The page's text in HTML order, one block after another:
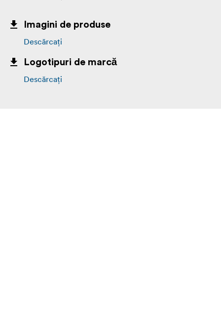
Imagini de produse
Descărcați
Logotipuri de marcă
Descărcați